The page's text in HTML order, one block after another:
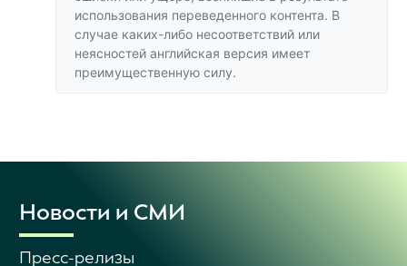
использования переведенного контента. В
случае каких-либо несоответствий или
неясностей английская версия имеет
преимущественную силу.
Новости и СМИ
Пресс-релизы